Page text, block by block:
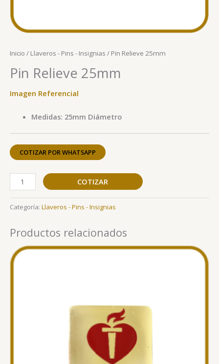
Inicio / Llaveros - Pins - Insignias / Pin Relieve 25mm
Pin Relieve 25mm
Imagen Referencial
Medidas: 25mm Diámetro
COTIZAR POR WHATSAPP
COTIZAR
Categoría: Llaveros - Pins - Insignias
Productos relacionados